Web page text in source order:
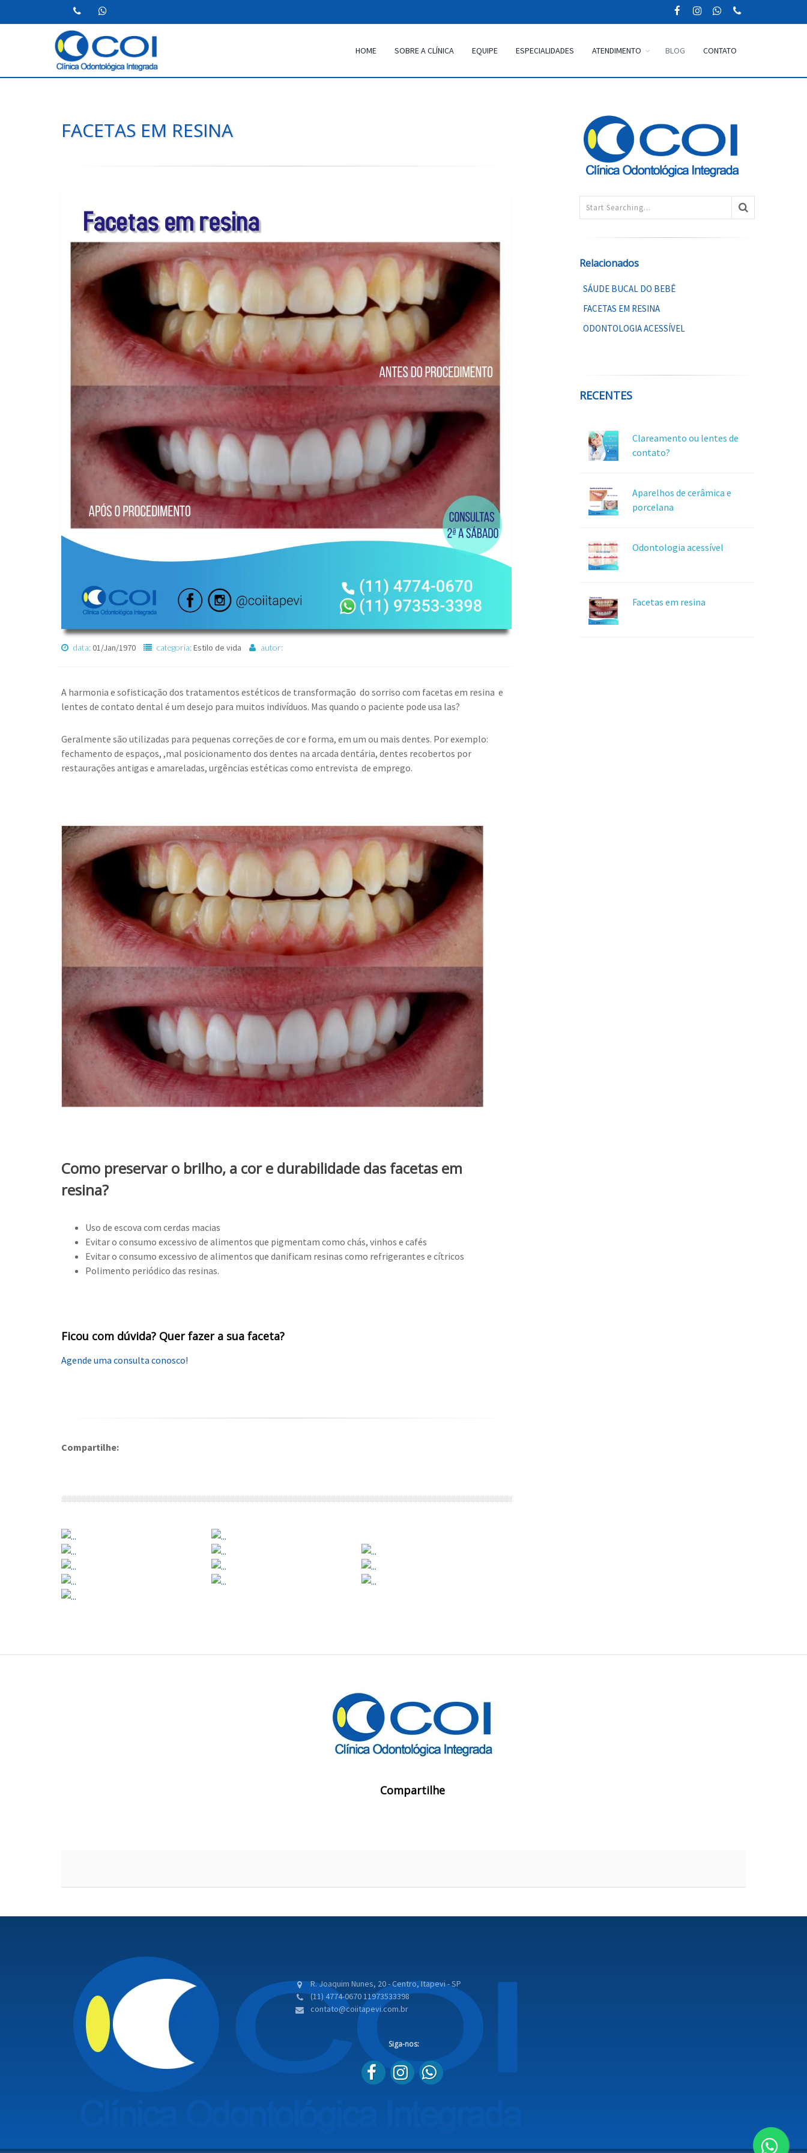
HOME SOBRE A CLÍNICA EQUIPE ESPECIALIDADES ATENDIMENTO BLOG CONTATO
FACETAS EM RESINA
data:01/Jan/1970 categoria:Estilo de vida autor:
A harmonia e sofisticação dos tratamentos estéticos de transformação do sorriso com facetas em resina e
lentes de contato dental é um desejo para muitos indivíduos. Mas quando o paciente pode usa las?
Geralmente são utilizadas para pequenas correções de cor e forma, em um ou mais dentes. Por exemplo:
fechamento de espaços, ,mal posicionamento dos dentes na arcada dentária, dentes recobertos por
restaurações antigas e amareladas, urgências estéticas como entrevista de emprego.
Como preservar o brilho, a cor e durabilidade das facetas em
resina?
Uso de escova com cerdas macias
Evitar o consumo excessivo de alimentos que pigmentam como chás, vinhos e cafés
Evitar o consumo excessivo de alimentos que danificam resinas como refrigerantes e cítricos
Polimento periódico das resinas.
Ficou com dúvida? Quer fazer a sua faceta?
Agende uma consulta conosco!
Compartilhe:
Relacionados
SÁUDE BUCAL DO BEBÊ
FACETAS EM RESINA
ODONTOLOGIA ACESSÍVEL
RECENTES
Clareamento ou lentes de
contato?
Aparelhos de cerâmica e
porcelana
Odontologia acessível
Facetas em resina
Compartilhe
R. Joaquim Nunes, 20 - Centro, Itapevi - SP
(11) 4774-067011973533398
contato@coiitapevi.com.br
Siga-nos: